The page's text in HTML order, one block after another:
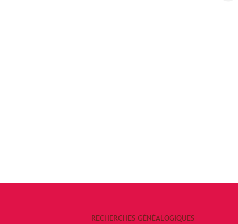
RECHERCHES GÉNÉALOGIQUES